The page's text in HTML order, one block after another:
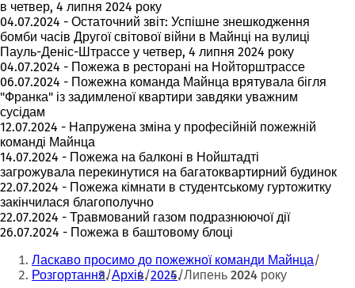
в четвер, 4 липня 2024 року
04.07.2024 - Остаточний звіт: Успішне знешкодження
бомби часів Другої світової війни в Майнці на вулиці
Пауль-Деніс-Штрассе у четвер, 4 липня 2024 року
04.07.2024 - Пожежа в ресторані на Нойторштрассе
06.07.2024 - Пожежна команда Майнца врятувала бігля
"Франка" із задимленої квартири завдяки уважним
сусідам
12.07.2024 - Напружена зміна у професійній пожежній
команді Майнца
14.07.2024 - Пожежа на балконі в Нойштадті
загрожувала перекинутися на багатоквартирний будинок
22.07.2024 - Пожежа кімнати в студентському гуртожитку
закінчилася благополучно
22.07.2024 - Травмований газом подразнюючої дії
26.07.2024 - Пожежа в баштовому блоці
Ти
тут:
Ласкаво просимо до пожежної команди Майнца
Розгортання Архів 2024 Липень 2024 року